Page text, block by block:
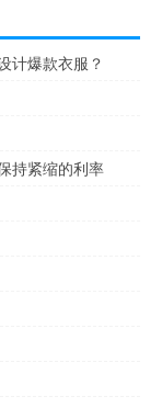
计爆款衣服？
持紧缩的利率